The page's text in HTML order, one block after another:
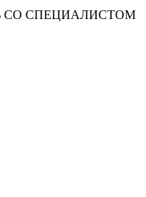
СО СПЕЦИАЛИСТОМ